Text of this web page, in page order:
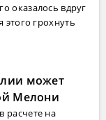
оказалось вдруг
этого грохнуть
может
Мелони
расчете на